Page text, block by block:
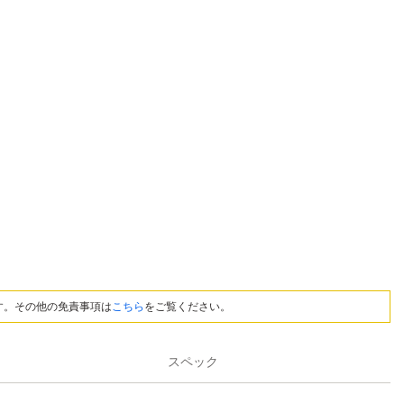
その他の免責事項はこちら をご覧ください。
スペック